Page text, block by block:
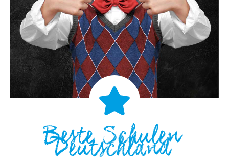
Beste Schulen
Deutschland